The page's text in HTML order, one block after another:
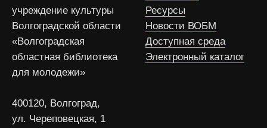
учреждение культуры
Волгоградской области
«Волгоградская
областная библиотека
для молодежи»
400120, Волгоград,
ул. Череповецкая, 1
Ресурсы
Новости ВОБМ
Доступная среда
Электронный каталог